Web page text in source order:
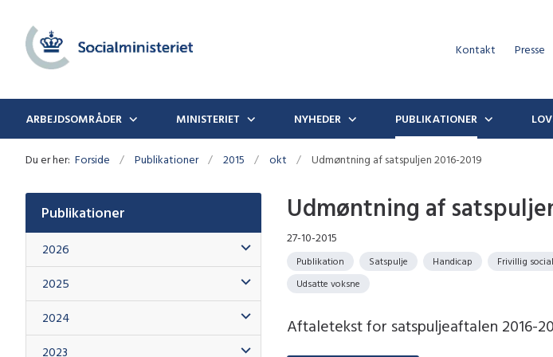
Kontakt Presse
ARBEJDSOMRÅDER MINISTERIET NYHEDER PUBLIKATIONER
Du er her: Forside Publikationer 2015 okt Udmøntning af satspuljen 2016-2019
Publikationer
2026
2025
2024
2023
Udmøntning af
27-10-2015
Publikation Satspulje Handicap Frivillig
Udsatte voksne
Aftaletekst for satspuljeaftalen 2016-